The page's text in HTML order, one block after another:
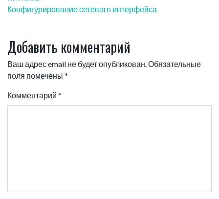
по
Конфигурирование сетевого интерфейса
Добавить комментарий
Ваш адрес email не будет опубликован.Обязательные
поля помечены *
Комментарий *